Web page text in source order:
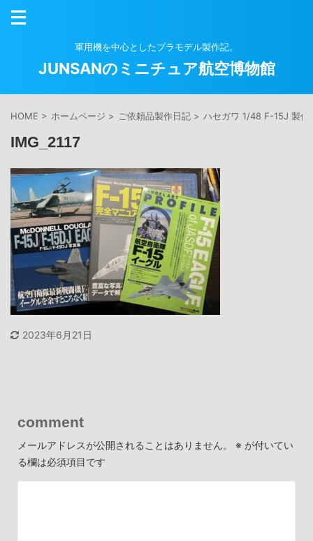
軍用機を中心としたプラモデル製作記。
JUNSANのミニチュア航空博物館
HOME > ホームページ > ご依頼品製作日記 > ハセガワ 1/48 F-15J 製作
IMG_2117
2023年6月21日
comment
メールアドレスが公開されることはありません。 ※ が付いてい
る欄は必須項目です